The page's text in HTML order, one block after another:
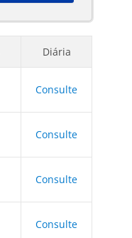
Diária
Consulte
Consulte
Consulte
Consulte